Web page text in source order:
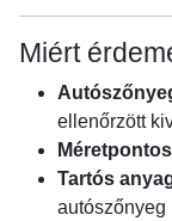
Miért
ellenőrzött
Tartós
autószőnyeg